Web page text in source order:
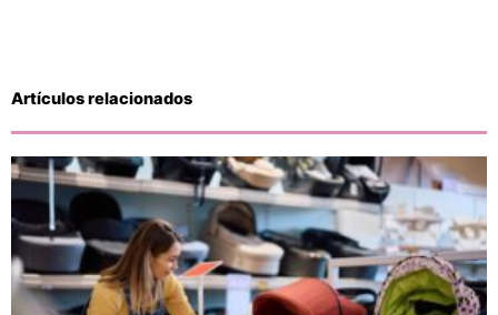
Artículos relacionados